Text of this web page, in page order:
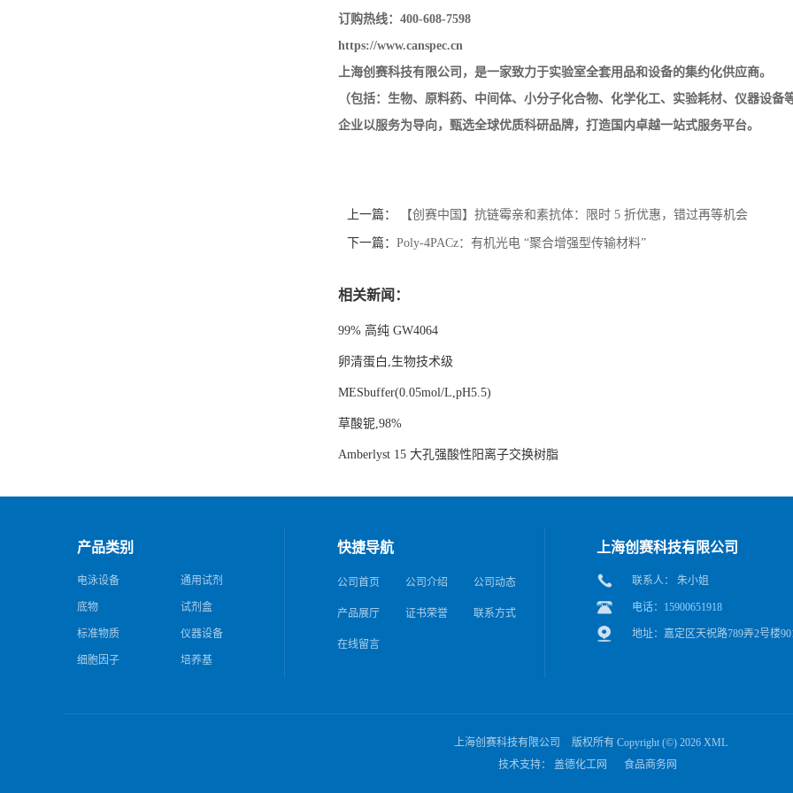
订购热线：400-608-7598
https://www.canspec.cn
上海创赛科技有限公司，是一家致力于实验室全套用品和设备的集约化供应商。
（包括：生物、原料药、中间体、 小分子化合物、化学化工、实验耗材、仪器设备
企业以服务为导向，甄选全球优质科研品牌，打造国内卓越一站式服务平台。
上一篇： 【创赛中国】抗链霉亲和素抗体：限时 5 折优惠，错过再等机会
下一篇： Poly-4PACz：有机光电 “聚合增强型传输材料”
相关新闻：
99% 高纯 GW4064
卵清蛋白,生物技术级
MESbuffer(0.05mol/L,pH5.5)
草酸铌,98%
Amberlyst 15 大孔强酸性阳离子交换树脂
产品类别
电泳设备 通用试剂
底物 试剂盒
标准物质 仪器设备
细胞因子 培养基
快捷导航
公司首页 公司介绍 公司动态
产品展厅 证书荣誉 联系方式
在线留言
上海创赛科技有限公司
联系人： 朱小姐
电话：15900651918
地址：嘉定区天祝路789弄2号楼
上海创赛科技有限公司 版权所有 Copyright (©) 2026 XML
技术支持： 盖德化工网 食品商务网